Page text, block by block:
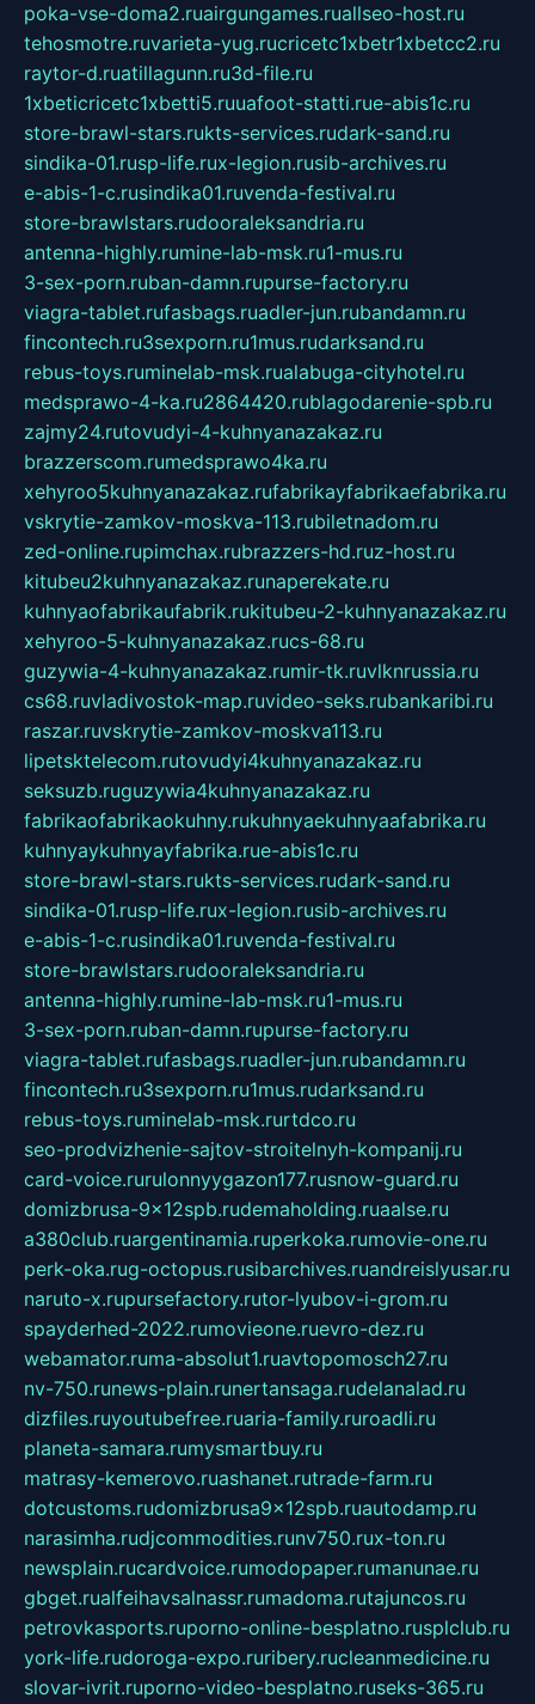
poka-vse-doma2.ruairgungames.ruallseo-host.ru
tehosmotre.ruvarieta-yug.rucricetc1xbetr1xbetcc2.ru
raytor-d.ruatillagunn.ru3d-file.ru
1xbeticricetc1xbetti5.ruuafoot-statti.rue-abis1c.ru
store-brawl-stars.rukts-services.rudark-sand.ru
sindika-01.rusp-life.rux-legion.rusib-archives.ru
e-abis-1-c.rusindika01.ruvenda-festival.ru
store-brawlstars.rudooraleksandria.ru
antenna-highly.rumine-lab-msk.ru1-mus.ru
3-sex-porn.ruban-damn.rupurse-factory.ru
viagra-tablet.rufasbags.ruadler-jun.rubandamn.ru
fincontech.ru3sexporn.ru1mus.rudarksand.ru
rebus-toys.ruminelab-msk.rualabuga-cityhotel.ru
medsprawo-4-ka.ru2864420.rublagodarenie-spb.ru
zajmy24.rutovudyi-4-kuhnyanazakaz.ru
brazzerscom.rumedsprawo4ka.ru
xehyroo5kuhnyanazakaz.rufabrikayfabrikaefabrika.ru
vskrytie-zamkov-moskva-113.rubiletnadom.ru
zed-online.rupimchax.rubrazzers-hd.ruz-host.ru
kitubeu2kuhnyanazakaz.runaperekate.ru
kuhnyaofabrikaufabrik.rukitubeu-2-kuhnyanazakaz.ru
xehyroo-5-kuhnyanazakaz.rucs-68.ru
guzywia-4-kuhnyanazakaz.rumir-tk.ruvlknrussia.ru
cs68.ruvladivostok-map.ruvideo-seks.rubankaribi.ru
raszar.ruvskrytie-zamkov-moskva113.ru
lipetsktelecom.rutovudyi4kuhnyanazakaz.ru
seksuzb.ruguzywia4kuhnyanazakaz.ru
fabrikaofabrikaokuhny.rukuhnyaekuhnyaafabrika.ru
kuhnyaykuhnyayfabrika.rue-abis1c.ru
store-brawl-stars.rukts-services.rudark-sand.ru
sindika-01.rusp-life.rux-legion.rusib-archives.ru
e-abis-1-c.rusindika01.ruvenda-festival.ru
store-brawlstars.rudooraleksandria.ru
antenna-highly.rumine-lab-msk.ru1-mus.ru
3-sex-porn.ruban-damn.rupurse-factory.ru
viagra-tablet.rufasbags.ruadler-jun.rubandamn.ru
fincontech.ru3sexporn.ru1mus.rudarksand.ru
rebus-toys.ruminelab-msk.rurtdco.ru
seo-prodvizhenie-sajtov-stroitelnyh-kompanij.ru
card-voice.rurulonnyygazon177.rusnow-guard.ru
domizbrusa-9x12spb.rudemaholding.ruaalse.ru
a380club.ruargentinamia.ruperkoka.rumovie-one.ru
perk-oka.rug-octopus.rusibarchives.ruandreislyusar.ru
naruto-x.rupursefactory.rutor-lyubov-i-grom.ru
spayderhed-2022.rumovieone.ruevro-dez.ru
webamator.ruma-absolut1.ruavtopomosch27.ru
nv-750.runews-plain.runertansaga.rudelanalad.ru
dizfiles.ruyoutubefree.ruaria-family.ruroadli.ru
planeta-samara.rumysmartbuy.ru
matrasy-kemerovo.ruashanet.rutrade-farm.ru
dotcustoms.rudomizbrusa9x12spb.ruautodamp.ru
narasimha.rudjcommodities.runv750.rux-ton.ru
newsplain.rucardvoice.rumodopaper.rumanunae.ru
gbget.rualfeihavsalnassr.rumadoma.rutajuncos.ru
petrovkasports.ruporno-online-besplatno.rusplclub.ru
york-life.rudoroga-expo.ruribery.rucleanmedicine.ru
slovar-ivrit.ruporno-video-besplatno.ruseks-365.ru